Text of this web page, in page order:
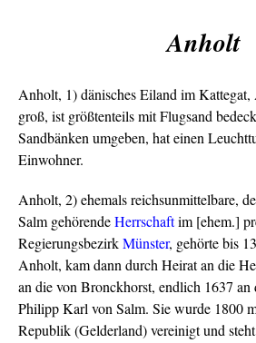
Anholt
Anholt, 1) dänisches Eiland im Kattegat,
groß, ist größtenteils mit Flugsand
Sandbänken umgeben, hat einen
Einwohner.
Anholt, 2) ehemals reichsunmittelbare,
Salm gehörendeHerrschaftim [ehem.]
RegierungsbezirkMünster, gehörte bis
Anholt, kam dann durch Heirat an die
an die von Bronckhorst, endlich 1637
Philipp Karl von Salm. Sie wurde 1800
Republik (Gelderland) vereinigt und